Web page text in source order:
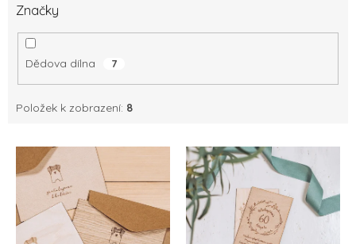
Značky
Dědova dílna 7
Položek k zobrazení: 8
V
p
p